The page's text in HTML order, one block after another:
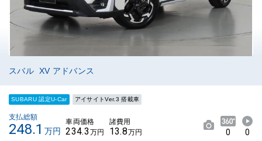
スバル XV アドバンス
SUBARU 認定U-Car アイサイトVer.3 搭載車
支払総額
248.1 万円
車両価格
234.3 万円
諸費用
13.8万円 0 0